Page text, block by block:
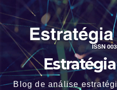
to
content
Blog de análise